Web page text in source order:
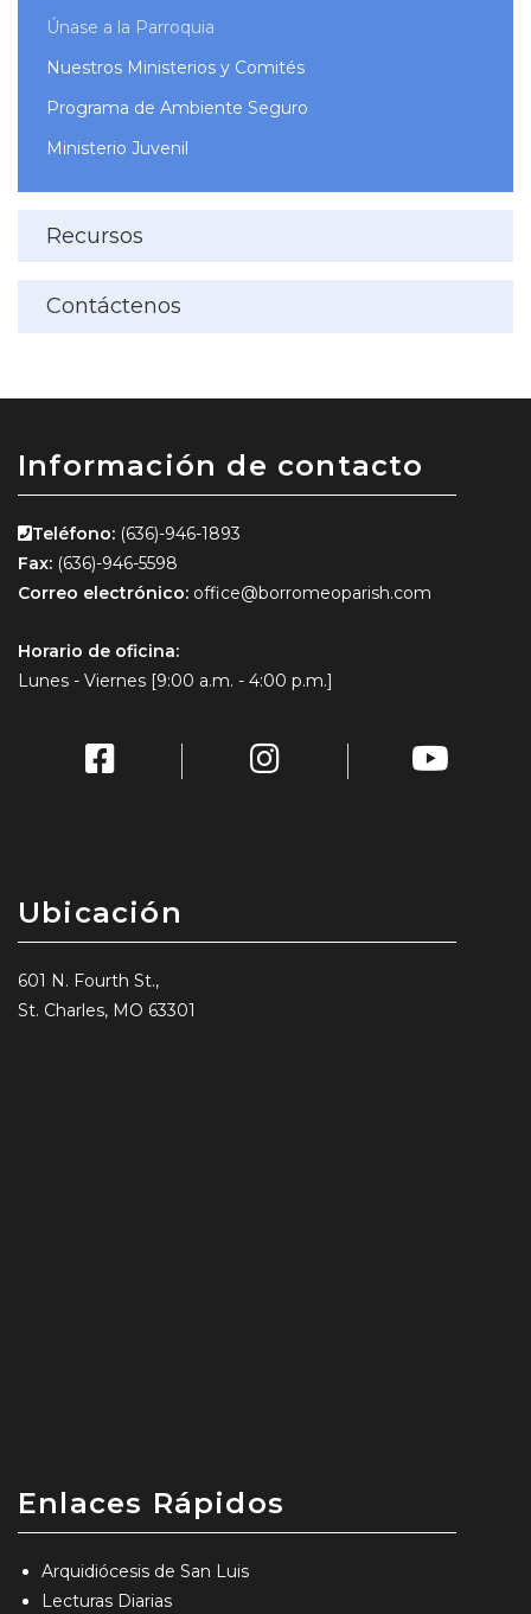
Únase a la Parroquia
Nuestros Ministerios y Comités
Programa de Ambiente Seguro
Ministerio Juvenil
Recursos
Contáctenos
Información de contacto
Teléfono: (636)-946-1893
Fax: (636)-946-5598
Correo electrónico: office@borromeoparish.com
Horario de oficina:
Lunes - Viernes [9:00 a.m. - 4:00 p.m.]
Ubicación
601 N. Fourth St.,
St. Charles, MO 63301
Enlaces Rápidos
Arquidiócesis de San Luis
Lecturas Diarias